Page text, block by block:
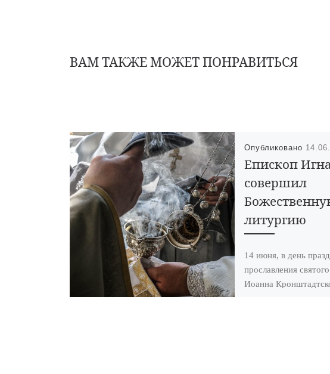
ВАМ ТАКЖЕ МОЖЕТ ПОНРАВИТЬСЯ
Опубликовано
Епископ
совершил
литургию
14 июня, в день
прославления
Иоанна